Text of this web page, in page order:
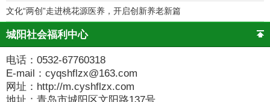
文化“两创”走进桃花源医养，开启创新养老新篇
城阳社会福利中心
电话：0532-67760318
E-mail：cyqshflzx@163.com
网址：http://m.cyshflzx.com
地址：青岛市城阳区文阳路137号